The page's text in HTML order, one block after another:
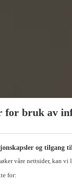
for bruk av
og tilgang
våre nettsider, kan
for: